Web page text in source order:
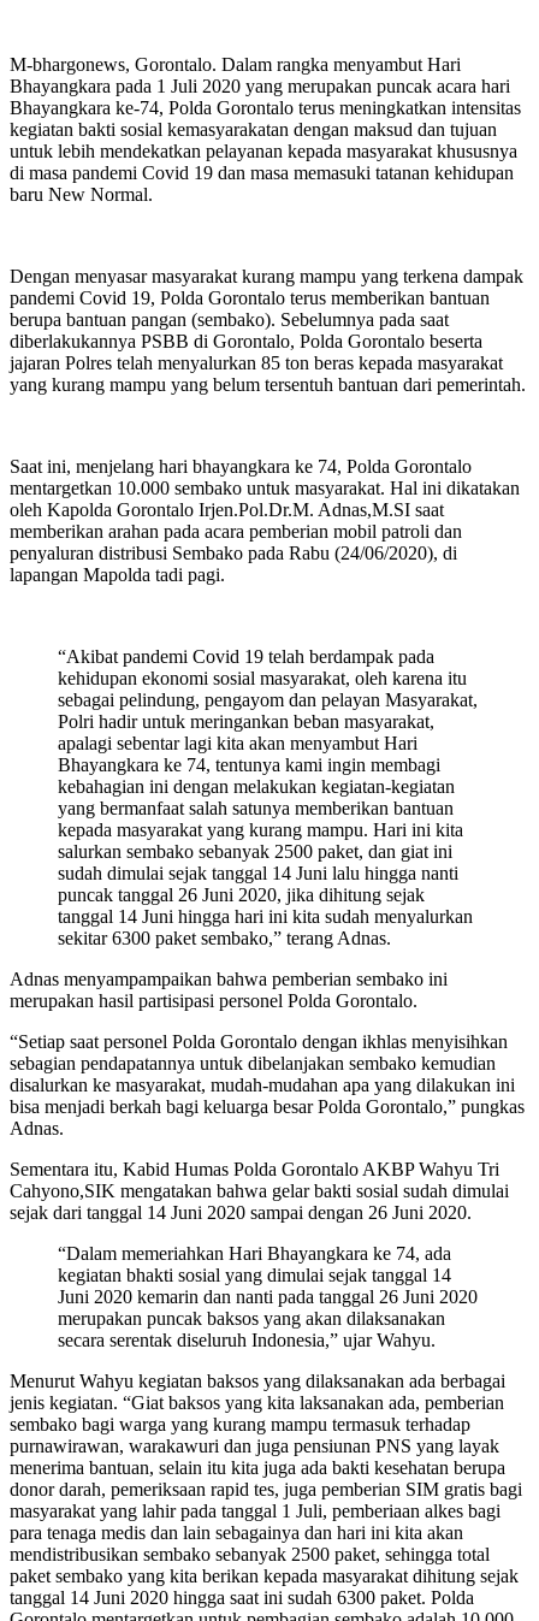
M-bhargonews, Gorontalo. Dalam rangka menyambut Hari
Bhayangkara pada 1 Juli 2020 yang merupakan puncak acara hari
Bhayangkara ke-74, Polda Gorontalo terus meningkatkan intensitas
kegiatan bakti sosial kemasyarakatan dengan maksud dan tujuan
untuk lebih mendekatkan pelayanan kepada masyarakat khususnya
di masa pandemi Covid 19 dan masa memasuki tatanan kehidupan
baru New Normal.
Dengan menyasar masyarakat kurang mampu yang terkena dampak
pandemi Covid 19, Polda Gorontalo terus memberikan bantuan
berupa bantuan pangan (sembako). Sebelumnya pada saat
diberlakukannya PSBB di Gorontalo, Polda Gorontalo beserta
jajaran Polres telah menyalurkan 85 ton beras kepada masyarakat
yang kurang mampu yang belum tersentuh bantuan dari pemerintah.
Saat ini, menjelang hari bhayangkara ke 74, Polda Gorontalo
mentargetkan 10.000 sembako untuk masyarakat. Hal ini dikatakan
oleh Kapolda Gorontalo Irjen.Pol.Dr.M. Adnas,M.SI saat
memberikan arahan pada acara pemberian mobil patroli dan
penyaluran distribusi Sembako pada Rabu (24/06/2020), di
lapangan Mapolda tadi pagi.
“Akibat pandemi Covid 19 telah berdampak pada
kehidupan ekonomi sosial masyarakat, oleh karena itu
sebagai pelindung, pengayom dan pelayan Masyarakat,
Polri hadir untuk meringankan beban masyarakat,
apalagi sebentar lagi kita akan menyambut Hari
Bhayangkara ke 74, tentunya kami ingin membagi
kebahagian ini dengan melakukan kegiatan-kegiatan
yang bermanfaat salah satunya memberikan bantuan
kepada masyarakat yang kurang mampu. Hari ini kita
salurkan sembako sebanyak 2500 paket, dan giat ini
sudah dimulai sejak tanggal 14 Juni lalu hingga nanti
puncak tanggal 26 Juni 2020, jika dihitung sejak
tanggal 14 Juni hingga hari ini kita sudah menyalurkan
sekitar 6300 paket sembako,” terang Adnas.
Adnas menyampampaikan bahwa pemberian sembako ini
merupakan hasil partisipasi personel Polda Gorontalo.
“Setiap saat personel Polda Gorontalo dengan ikhlas menyisihkan
sebagian pendapatannya untuk dibelanjakan sembako kemudian
disalurkan ke masyarakat, mudah-mudahan apa yang dilakukan ini
bisa menjadi berkah bagi keluarga besar Polda Gorontalo,” pungkas
Adnas.
Sementara itu, Kabid Humas Polda Gorontalo AKBP Wahyu Tri
Cahyono,SIK mengatakan bahwa gelar bakti sosial sudah dimulai
sejak dari tanggal 14 Juni 2020 sampai dengan 26 Juni 2020.
“Dalam memeriahkan Hari Bhayangkara ke 74, ada
kegiatan bhakti sosial yang dimulai sejak tanggal 14
Juni 2020 kemarin dan nanti pada tanggal 26 Juni 2020
merupakan puncak baksos yang akan dilaksanakan
secara serentak diseluruh Indonesia,” ujar Wahyu.
Menurut Wahyu kegiatan baksos yang dilaksanakan ada berbagai
jenis kegiatan. “Giat baksos yang kita laksanakan ada, pemberian
sembako bagi warga yang kurang mampu termasuk terhadap
purnawirawan, warakawuri dan juga pensiunan PNS yang layak
menerima bantuan, selain itu kita juga ada bakti kesehatan berupa
donor darah, pemeriksaan rapid tes, juga pemberian SIM gratis bagi
masyarakat yang lahir pada tanggal 1 Juli, pemberiaan alkes bagi
para tenaga medis dan lain sebagainya dan hari ini kita akan
mendistribusikan sembako sebanyak 2500 paket, sehingga total
paket sembako yang kita berikan kepada masyarakat dihitung sejak
tanggal 14 Juni 2020 hingga saat ini sudah 6300 paket. Polda